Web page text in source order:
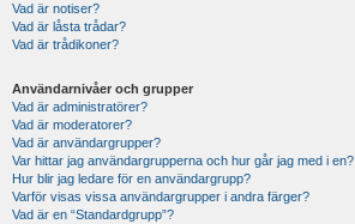
Vad är notiser?
Vad är låsta trådar?
Vad är trådikoner?
Användarnivåer och grupper
Vad är administratörer?
Vad är moderatorer?
Vad är användargrupper?
Var hittar jag användargrupperna och hur går jag med i en?
Hur blir jag ledare för en användargrupp?
Varför visas vissa användargrupper i andra färger?
Vad är en “Standardgrupp”?